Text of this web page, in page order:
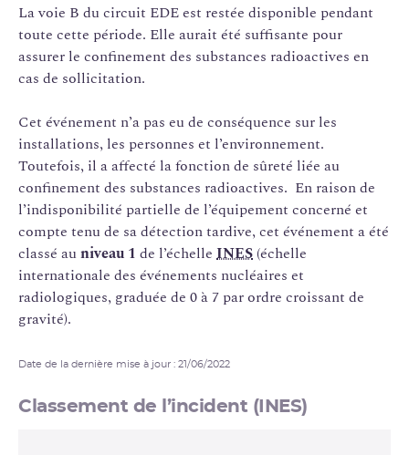
La voie B du circuit EDE est restée disponible pendant
toute cette période. Elle aurait été suffisante pour
assurer le confinement des substances radioactives en
cas de sollicitation.
Cet événement n’a pas eu de conséquence sur les
installations, les personnes et l’environnement.
Toutefois, il a affecté la fonction de sûreté liée au
confinement des substances radioactives. En raison de
l’indisponibilité partielle de l’équipement concerné et
compte tenu de sa détection tardive, cet événement a été
classé auniveau 1 de l’échelle INES (échelle
internationale des événements nucléaires et
radiologiques, graduée de 0 à 7 par ordre croissant de
gravité).
Date de la dernière mise à jour : 21/06/2022
Classement de l’incident (INES)